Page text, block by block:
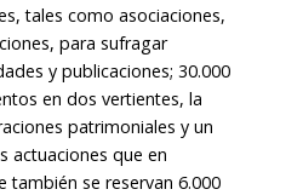
tales como asociaciones,
para sufragar
y publicaciones; 30.000
en dos vertientes, la
patrimoniales y un
actuaciones que en
también se reservan 6.000